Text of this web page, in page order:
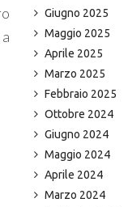
Giugno 2025
Maggio 2025
Aprile 2025
Marzo 2025
Febbraio 2025
Ottobre 2024
Giugno 2024
Maggio 2024
Aprile 2024
Marzo 2024